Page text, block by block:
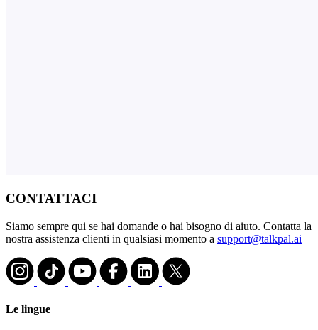
CONTATTACI
Siamo sempre qui se hai domande o hai bisogno di aiuto. Contatta la
nostra assistenza clienti in qualsiasi momento a support@talkpal.ai
Le lingue